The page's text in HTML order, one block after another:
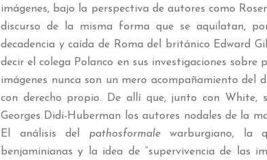
imágenes, bajo la perspectiva de autores como
discurso de la misma forma que se aquilatan,
decadencia y caída de Roma del británico Edward
decir el colega Polanco en sus investigaciones sobre
imágenes nunca son un mero acompañamiento del
con derecho propio. De allí que, junto con White,
Georges Didi-Huberman los autores nodales de la
El análisis del pathosformalewarburgiano, la
benjaminianas y la idea de “supervivencia de las